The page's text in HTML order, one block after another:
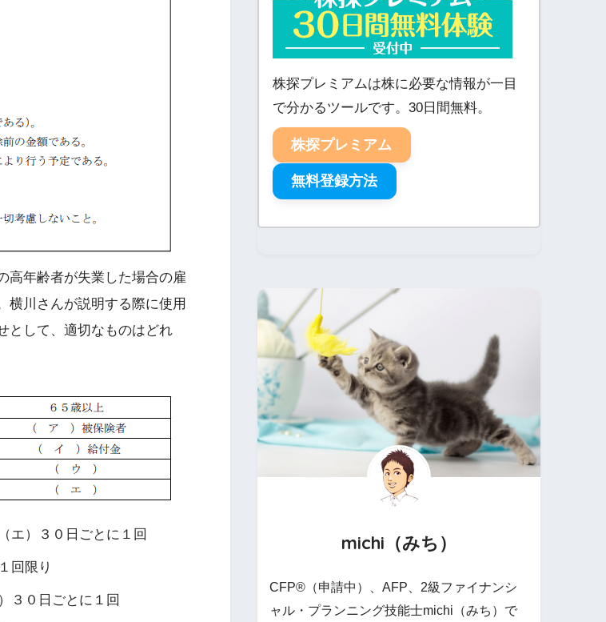
高年齢者が失業した場合の雇
横川さんが説明する際に使用
として、適切なものはどれ
エ）３０日ごとに１回
回限り
３０日ごとに１回
株探プレミアムは株に必要な情報が一目
で分かるツールです。30日間無料。
株探プレミアム
無料登録方法
michi（みち）
CFP®（申請中）、AFP、2級ファイナンシ
ャル・プランニング技能士michi（みち）で